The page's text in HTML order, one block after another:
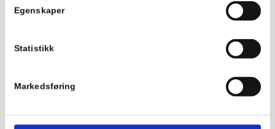
Egenskaper
Statistikk
Markedsføring
systemer og vi gjør våre innkjøp av utstyr
hos Citera. Vi får gode priser og oppfølging.
Citera.